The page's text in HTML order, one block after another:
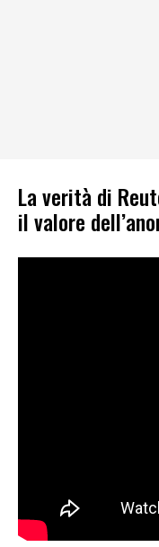
La verità di
il valore